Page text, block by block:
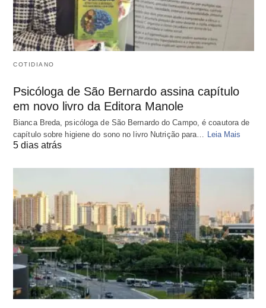
COTIDIANO
Psicóloga de São Bernardo assina capítulo
em novo livro da Editora Manole
Bianca Breda, psicóloga de São Bernardo do Campo, é coautora de
capítulo sobre higiene do sono no livro Nutrição para… Leia Mais
5 dias atrás